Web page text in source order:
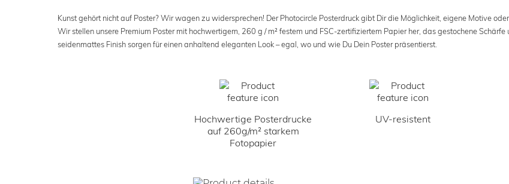
Kunst gehört nicht auf Poster? Wir wagen zu widersprechen! Der Photocircle Posterdruck gibt Dir die Möglichkeit, eigene Motive
Wir stellen unsere Premium Poster mit hochwertigem, 260 g / m² festem und FSC-zertifiziertem Papier her, das gestochene
seidenmattes Finish sorgen für einen anhaltend eleganten Look – egal, wo und wie Du Dein Poster präsentierst.
Hochwertige Posterdrucke
auf 260g/m² starkem
Fotopapier
UV-resistent